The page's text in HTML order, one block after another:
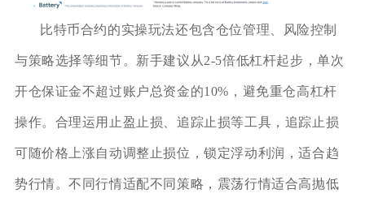
比特币合约的实操玩法还包含仓位管理、风险控制
与策略选择等细节。新手建议从2-5倍低杠杆起步，单次
开仓保证金不超过账户总资金的10%，避免重仓高杠杆
操作。合理运用止盈止损、追踪止损等工具，追踪止损
可随价格上涨自动调整止损位，锁定浮动利润，适合趋
势行情。不同行情适配不同策略，震荡行情适合高抛低